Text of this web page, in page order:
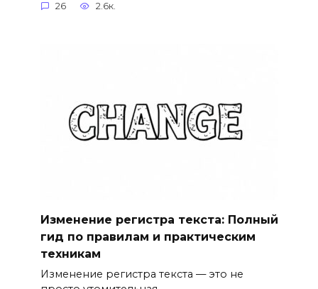
26 2.6к.
Изменение регистра текста: Полный
гид по правилам и практическим
техникам
Изменение регистра текста — это не